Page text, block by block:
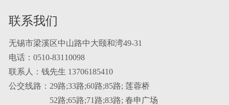
联系我们
无锡市梁溪区中山路中大颐和湾49-31
电话：0510-83110098
联系人：钱先生 13706185410
公交线路：29路;33路;60路;85路; 莲蓉桥
52路;65路;71路;83路; 春申广场